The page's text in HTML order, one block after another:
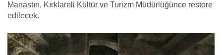
Manastırı, Kırklareli Kültür ve Turizm Müdürlüğünce restore
edilecek.